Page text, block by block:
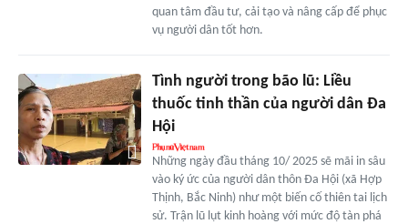
quan tâm đầu tư, cải tạo và nâng cấp để phục
vụ người dân tốt hơn.
Tình người trong bão lũ: Liều
thuốc tinh thần của người dân Đa
Hội
Những ngày đầu tháng 10/ 2025 sẽ mãi in sâu
vào ký ức của người dân thôn Đa Hội (xã Hợp
Thịnh, Bắc Ninh) như một biến cố thiên tai lịch
sử. Trận lũ lụt kinh hoàng với mức độ tàn phá